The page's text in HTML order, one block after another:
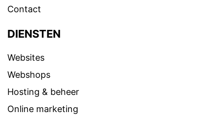
Contact
DIENSTEN
Websites
Webshops
Hosting & beheer
Online marketing